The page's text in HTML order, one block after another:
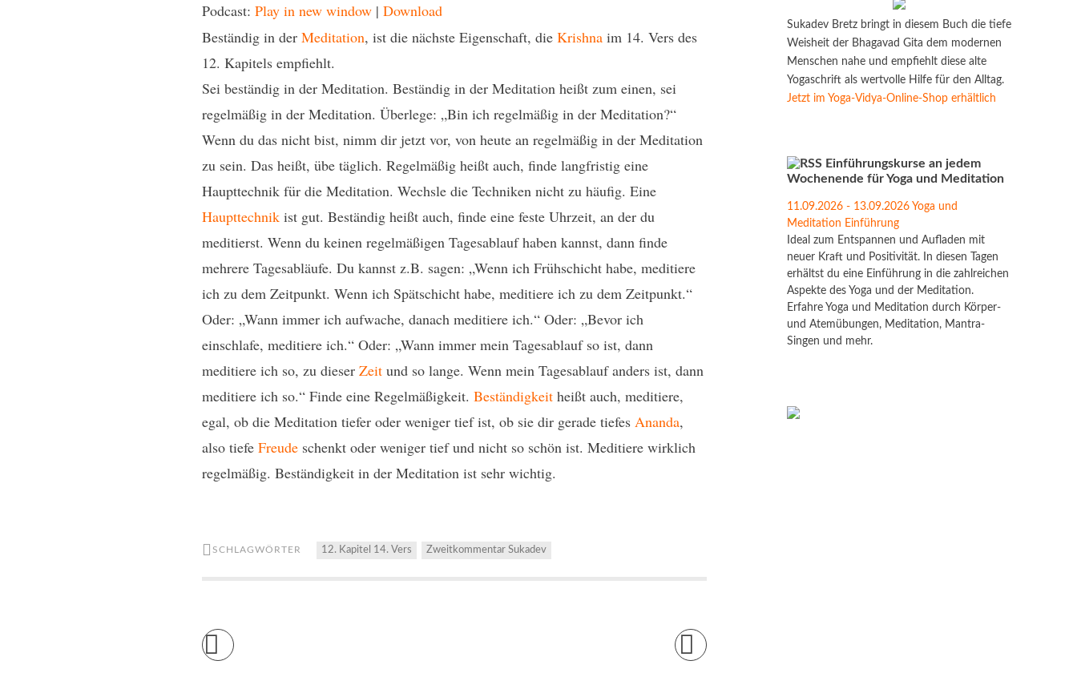
Podcast:Play in new window |Download
Beständig in derMeditation, ist die nächste Eigenschaft, dieKrishna im 14. Vers des
12. Kapitels empfiehlt.
Sei beständig in der Meditation. Beständig in der Meditation heißt zum einen, sei
regelmäßig in der Meditation. Überlege: „Bin ich regelmäßig in der Meditation?“
Wenn du das nicht bist, nimm dir jetzt vor, von heute an regelmäßig in der Meditation
zu sein. Das heißt, übe täglich. Regelmäßig heißt auch, finde langfristig eine
Haupttechnik für die Meditation. Wechsle die Techniken nicht zu häufig. Eine
Haupttechnik ist gut. Beständig heißt auch, finde eine feste Uhrzeit, an der du
meditierst. Wenn du keinen regelmäßigen Tagesablauf haben kannst, dann finde
mehrere Tagesabläufe. Du kannst z.B. sagen: „Wenn ich Frühschicht habe, meditiere
ich zu dem Zeitpunkt. Wenn ich Spätschicht habe, meditiere ich zu dem Zeitpunkt.“
Oder: „Wann immer ich aufwache, danach meditiere ich.“ Oder: „Bevor ich
einschlafe, meditiere ich.“ Oder: „Wann immer mein Tagesablauf so ist, dann
meditiere ich so, zu dieserZeit und so lange. Wenn mein Tagesablauf anders ist, dann
meditiere ich so.“ Finde eine Regelmäßigkeit.Beständigkeit heißt auch, meditiere,
egal, ob die Meditation tiefer oder weniger tief ist, ob sie dir gerade tiefesAnanda,
also tiefeFreude schenkt oder weniger tief und nicht so schön ist. Meditiere wirklich
regelmäßig. Beständigkeit in der Meditation ist sehr wichtig.
SCHLAGWÖRTER 12. Kapitel 14. Vers Zweitkommentar Sukadev
Sukadev Bretz bringt in diesem Buch die tiefe
Weisheit der Bhagavad Gita dem modernen
Menschen nahe und empfiehlt diese alte
Yogaschrift als wertvolle Hilfe für den Alltag.
Jetzt im Yoga-Vidya-Online-Shop erhältlich
Einführungskurse an jedem
Wochenende für Yoga und Meditation
11.09.2026 - 13.09.2026 Yoga und
Meditation Einführung
Ideal zum Entspannen und Aufladen mit
neuer Kraft und Positivität. In diesen Tagen
erhältst du eine Einführung in die zahlreichen
Aspekte des Yoga und der Meditation.
Erfahre Yoga und Meditation durch Körper-
und Atemübungen, Meditation, Mantra-
Singen und mehr.